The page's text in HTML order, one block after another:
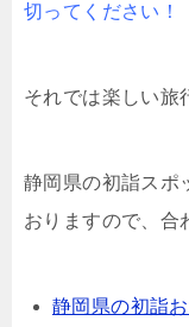
切ってください！
それでは楽しい旅
静岡県の初詣スポ
おりますので、合
静岡県の初詣